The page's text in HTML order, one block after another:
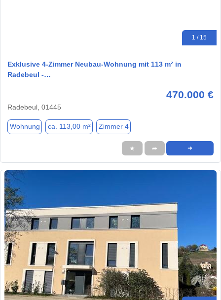
1 / 15
Exklusive 4-Zimmer Neubau-Wohnung mit 113 m² in
Radebeul -…
470.000 €
Radebeul, 01445
Wohnung ca. 113,00 m² Zimmer 4
★ ➦ ➜